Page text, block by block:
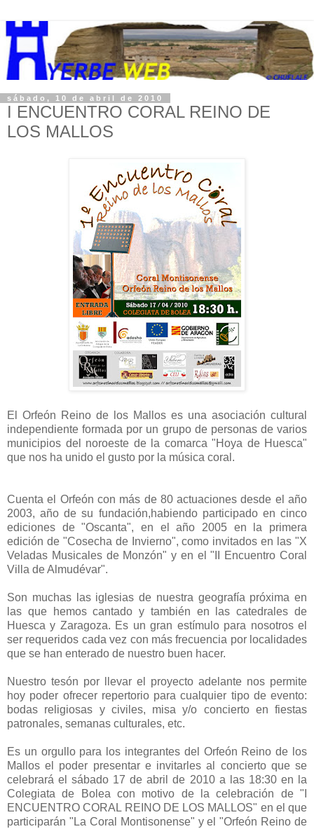
sábado, 10 de abril de 2010
I ENCUENTRO CORAL REINO DE
LOS MALLOS
El Orfeón Reino de los Mallos es una asociación cultural
independiente formada por un grupo de personas de varios
municipios del noroeste de la comarca "Hoya de Huesca"
que nos ha unido el gusto por la música coral.
Cuenta el Orfeón con más de 80 actuaciones desde el año
2003, año de su fundación,habiendo participado en cinco
ediciones de "Oscanta", en el año 2005 en la primera
edición de "Cosecha de Invierno", como invitados en las "X
Veladas Musicales de Monzón" y en el "II Encuentro Coral
Villa de Almudévar".
Son muchas las iglesias de nuestra geografía próxima en
las que hemos cantado y también en las catedrales de
Huesca y Zaragoza. Es un gran estímulo para nosotros el
ser requeridos cada vez con más frecuencia por localidades
que se han enterado de nuestro buen hacer.
Nuestro tesón por llevar el proyecto adelante nos permite
hoy poder ofrecer repertorio para cualquier tipo de evento:
bodas religiosas y civiles, misa y/o concierto en fiestas
patronales, semanas culturales, etc.
Es un orgullo para los integrantes del Orfeón Reino de los
Mallos el poder presentar e invitarles al concierto que se
celebrará el sábado 17 de abril de 2010 a las 18:30 en la
Colegiata de Bolea con motivo de la celebración de "I
ENCUENTRO CORAL REINO DE LOS MALLOS" en el que
participarán "La Coral Montisonense" y el "Orfeón Reino de